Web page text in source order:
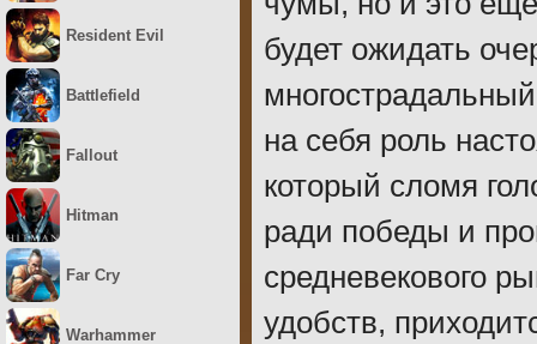
будет ожидать
на себя роль
который сломя
ради победы и
средневекового
удобств,
Resident Evil
Battlefield
Fallout
Hitman
Far Cry
Warhammer